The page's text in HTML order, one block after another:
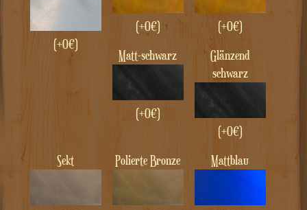
(+0€)
(+0€)
(+0€)
Matt-schwarz
(+0€)
Glänzend
schwarz
(+0€)
Sekt
Polierte Bronze Mattblau